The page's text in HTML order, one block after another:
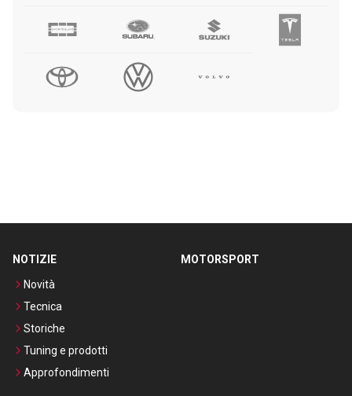
NOTIZIE
Novità
Tecnica
Storiche
Tuning e prodotti
Approfondimenti
MOTORSPORT